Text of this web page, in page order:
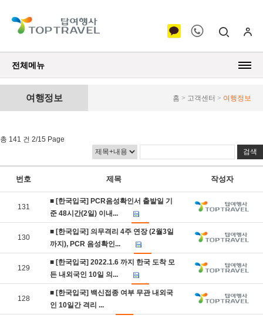
전체메뉴
홈 > 고객센터 > 여행정보
여행정보
총 141 건 2/15 Page
번호 제목 작성자
131
■ [한국입국] PCR음성확인서 출발일 기
준 48시간(2일) 이내...
130
■ [한국입국] 의무격리 4주 연장 (2월3일
까지), PCR 음성확인...
129
■ [한국입국] 2022.1.6 까지 한국 도착 모
든 내외국인 10일 의...
128
■ [한국입국] 백신접종 여부 무관 내외국
인 10일간 격리 ...